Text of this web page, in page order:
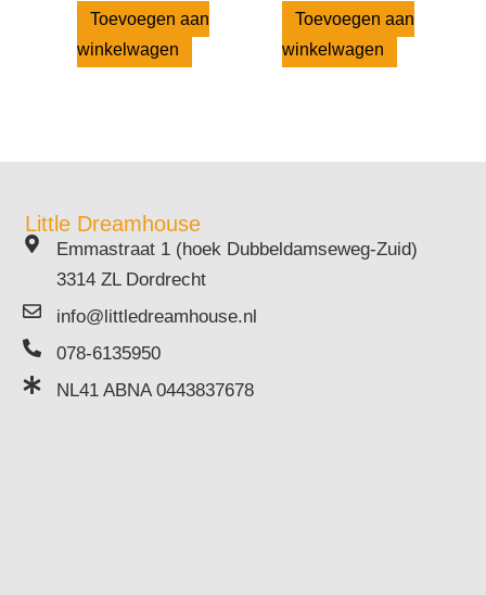
Toevoegen aan
winkelwagen
Toevoegen aan
winkelwagen
Little Dreamhouse
Emmastraat 1 (hoek Dubbeldamseweg-Zuid)
3314 ZL Dordrecht
info@littledreamhouse.nl
078-6135950
NL41 ABNA 0443837678